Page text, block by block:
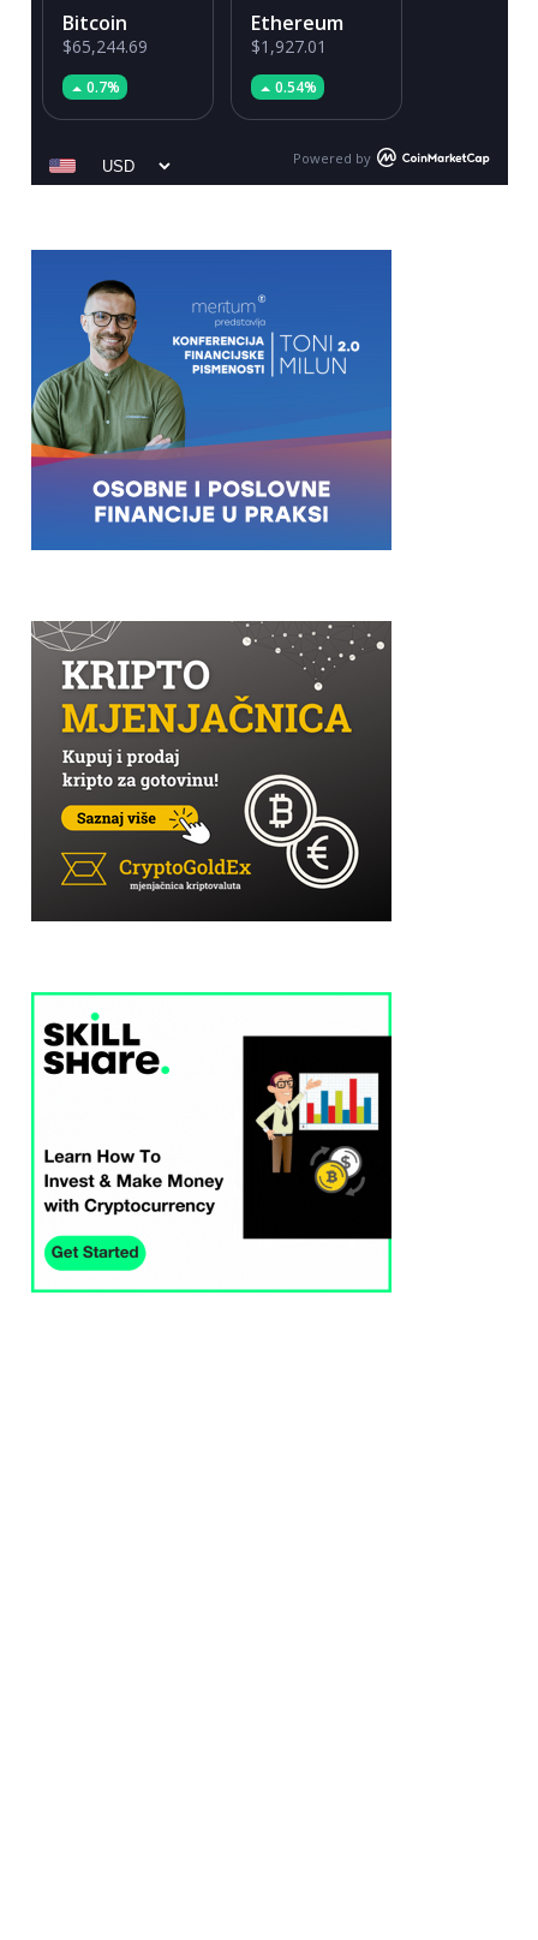
Bitcoin
$65,244.69
0.7%
Ethereum
$1,927.01
0.54%
Powered by